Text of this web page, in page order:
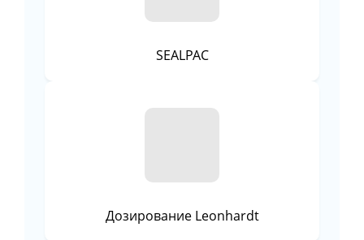
SEALPAC
Дозирование Leonhardt